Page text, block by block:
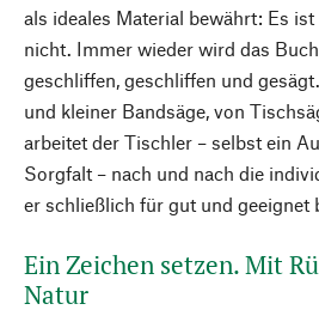
als ideales Material bewährt: Es
nicht. Immer wieder wird das
geschliffen, geschliffen und
und kleiner Bandsäge, von
arbeitet der Tischler – selbst ein
Sorgfalt – nach und nach die
er schließlich für gut und geeignet
Ein Zeichen setzen. Mit
Natur